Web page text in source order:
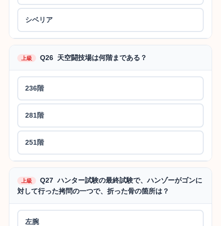
シベリア
上級 Q26 天空闘技場は何階まである？
236階
281階
251階
上級
Q27 ハンター試験の最終試験で、ハンゾーがゴンに
対して行った拷問の一つで、折った骨の箇所は？
左腕